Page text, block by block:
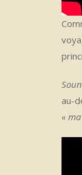
au-
«